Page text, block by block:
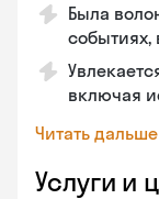
Была
событиях,
включая
Читать дальше
Услуги и